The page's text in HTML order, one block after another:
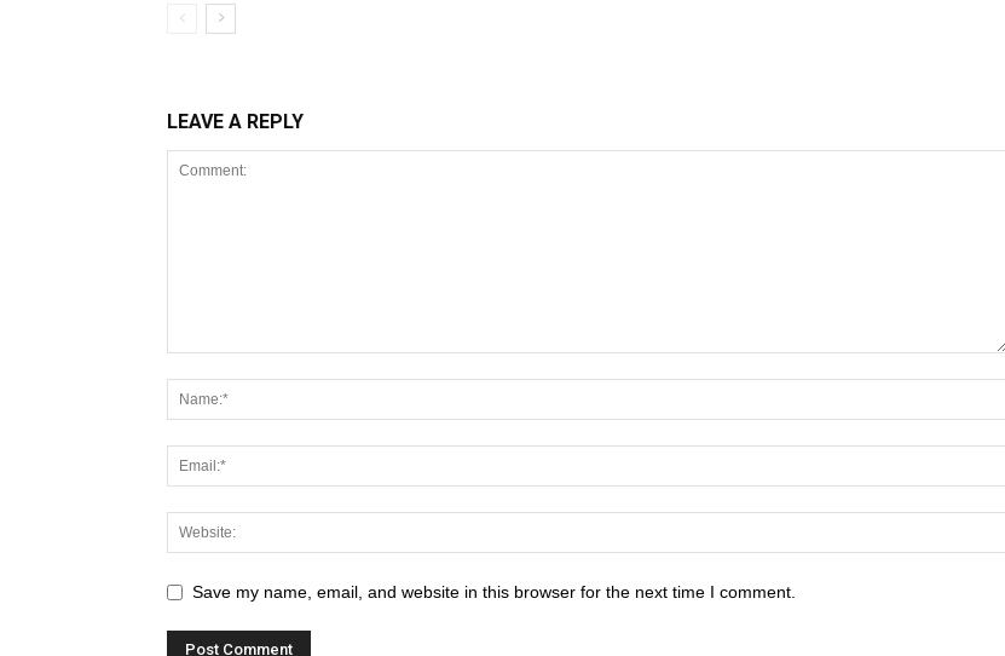
LEAVE A REPLY
Save my name, email, and website in this browser for the next time I comment.